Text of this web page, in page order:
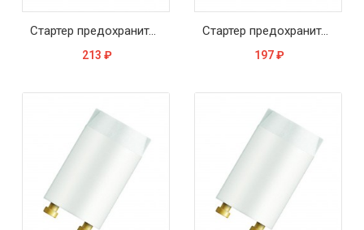
Стартер предохранитель для люминесцентных ламп OSRAM ST 173 15-32W 230V
213 ₽
Стартер предохранитель для люминесцентных ламп OSRAM ST 171 36-65W 230V
197 ₽